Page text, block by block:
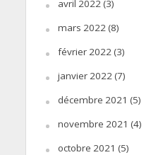
avril 2022(3)
mars 2022(8)
février 2022(3)
janvier 2022(7)
décembre 2021 (5)
novembre 2021 (4)
octobre 2021 (5)